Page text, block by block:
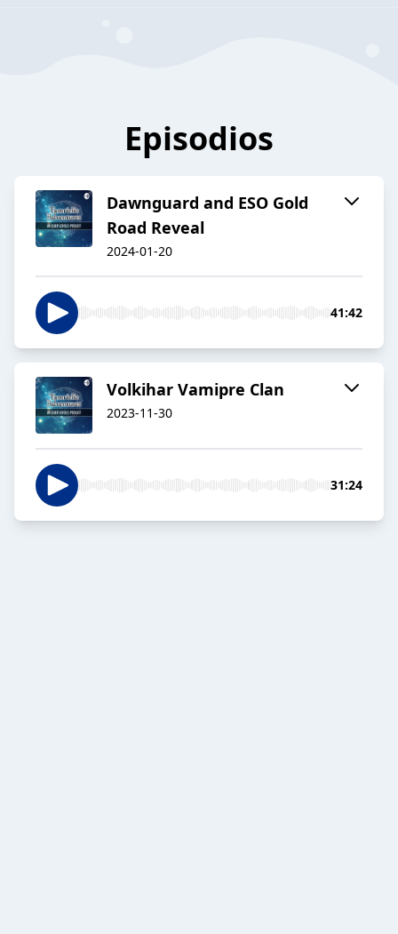
Episodios
Dawnguard and ESO Gold
Road Reveal
2024-01-20
41:42
Volkihar Vamipre Clan
2023-11-30
31:24